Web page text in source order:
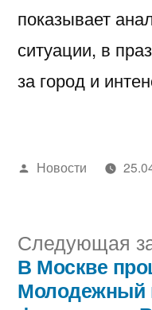
показывает
ситуации, в
за город и
Написано
Новости
Навигация
Следующая
В Москве
Молодежный